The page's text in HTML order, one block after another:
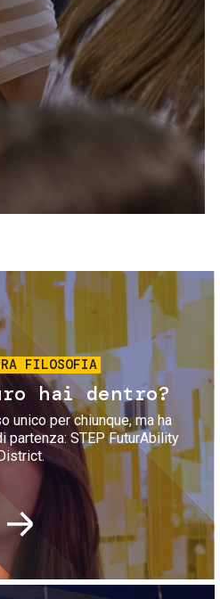
Immagine
FILOSOFIA
hai dentro?
unico per chiunque, ma ha
partenza: STEP FuturAbility
Immagine